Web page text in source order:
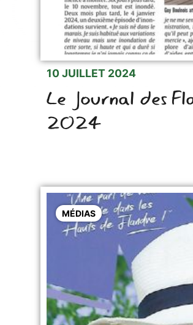
10 JUILLET 2024
Le Journal des
2024
MÉDIAS